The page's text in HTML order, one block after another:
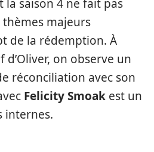
la saison 4 ne fait pas
thèmes majeurs
de la rédemption. À
d’Oliver, on observe un
réconciliation avec son
Felicity Smoak est un
internes.